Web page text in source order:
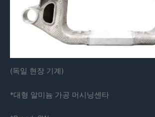
(독일 현장 기계)
*대형 알미늄 가공 머시닝센타